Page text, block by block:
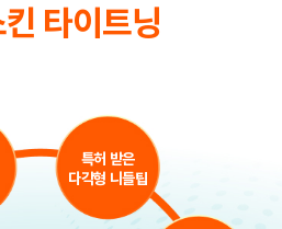
타이트닝
특허 받은
다각형 니들팁